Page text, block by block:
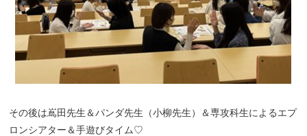
その後は嶌田先生＆パンダ先生（小柳先生）＆専攻科生によるエプ
ロンシアター＆手遊びタイム♡